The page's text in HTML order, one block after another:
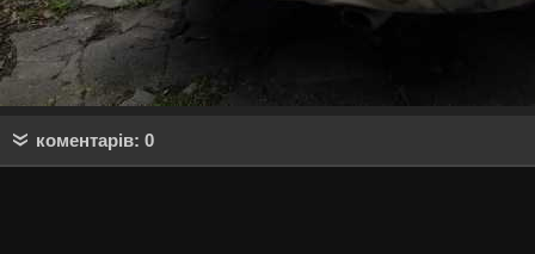
коментарів: 0